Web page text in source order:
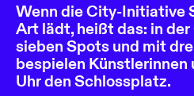
Wenn die City-Initiative
Art lädt, heißt das: in der
sieben Spots und mit
bespielen Künstlerinnen
Uhr den Schlossplatz.